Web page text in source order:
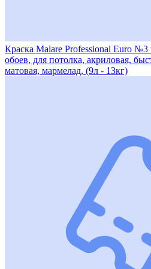
Краска Malare Professional Euro №3
обоев, для потолка, акриловая,
матовая, мармелад, (9л - 13кг)